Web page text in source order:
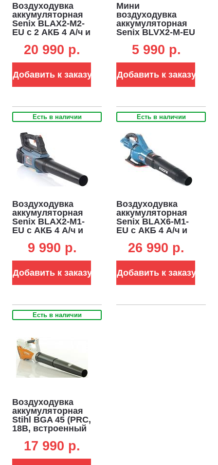
Воздуходувка
аккумуляторная
Senix BLAX2-M2-
EU с 2 АКБ 4 А/ч и
BL, 60 м/с, 1200
20 990 p.
Добавить к заказу
Мини
воздуходувка
аккумуляторная
Senix BLVX2-M-EU
(PRC, 20В, 32-44-
88 м/с, 120 м3/ч,
5 990 p.
Добавить к заказу
Есть в наличии
Воздуходувка
аккумуляторная
Senix BLAX2-M1-
EU с АКБ 4 А/ч и
45 м/с, 750 м3/ч,
9 990 p.
Добавить к заказу
Есть в наличии
Воздуходувка
аккумуляторная
Senix BLAX6-M1-
EU с АКБ 4 А/ч и
75 м/с, 1380 м3/ч)
26 990 p.
Добавить к заказу
Есть в наличии
Воздуходувка
аккумуляторная
Stihl BGA 45 (PRC,
18В, встроенный
макс. расход
воздуха 420 м3/ч,
17 990 p.